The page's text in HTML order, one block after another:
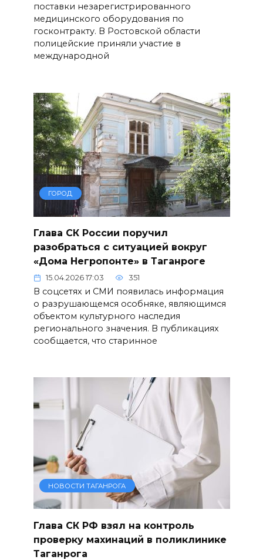
поставки незарегистрированного
медицинского оборудования по
госконтракту. В Ростовской области
полицейские приняли участие в
международной
ГОРОД
Глава СК России поручил
разобраться с ситуацией вокруг
«Дома Негропонте» в Таганроге
15.04.2026 17:03 351
В соцсетях и СМИ появилась информация
о разрушающемся особняке, являющимся
объектом культурного наследия
регионального значения. В публикациях
сообщается, что старинное
НОВОСТИ ТАГАНРОГА
Глава СК РФ взял на контроль
проверку махинаций в поликлинике
Таганрога